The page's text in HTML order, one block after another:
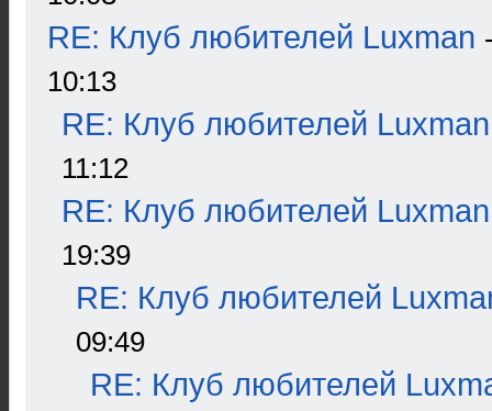
RE: Клуб любителей Luxman
10:13
RE: Клуб любителей Luxman
11:12
RE: Клуб любителей Luxman
19:39
RE: Клуб любителей
09:49
RE: Клуб любителей